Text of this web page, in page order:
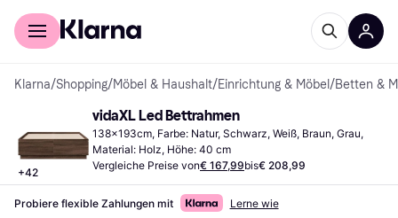
Für Shopper
Klarna/Shopping/Möbel & Haushalt/Einrichtung & Möbel /Betten &
+42
vidaXL Led Bettrahmen
138x193cm, Farbe: Natur, Schwarz, Weiß, Braun, Grau,
Material: Holz, Höhe: 40 cm
Vergleiche Preise von€ 167,99bis€ 208,99
Probiere flexible Zahlungen mit Lerne wie